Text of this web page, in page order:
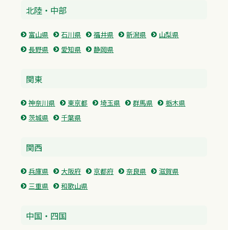
北陸・中部
富山県 石川県 福井県 新潟県
山梨県
長野県
愛知県 静岡県
関東
神奈川県 東京都 埼玉県 群馬県
栃木県
茨城県
千葉県
関西
兵庫県 大阪府 京都府 奈良県
滋賀県
三重県
和歌山県
中国・四国